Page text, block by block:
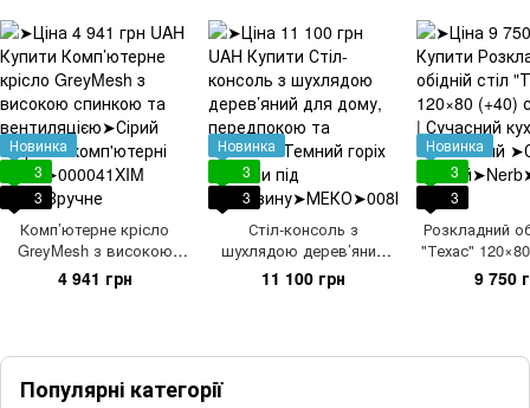
Новинка
3
3
Комп’ютерне крісло
GreyMesh з високою
спинкою та вентиляцією
4 941 грн
Новинка
3
3
Стіл-консоль з
шухлядою дерев’яний
для дому, передпокою
та спальні
11 100 грн
Новинка
3
3
Розкладний
"Техас"
Білий |
стіл
9 750
Популярні категорії